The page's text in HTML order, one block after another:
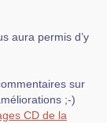
aura permis d’y
sur
;-)
CD de la